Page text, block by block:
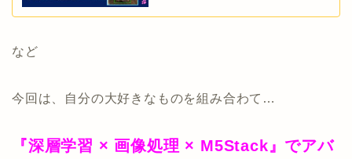
など
今回は、自分の大好きなものを組み合わて…
『深層学習 × 画像処理 × M5Stack』でアバ